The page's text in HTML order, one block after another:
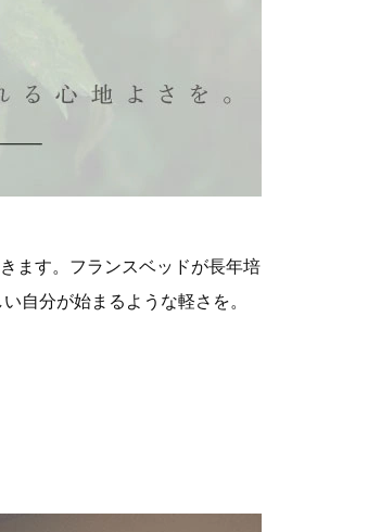
ます。フランスベッドが長年培
自分が始まるような軽さを。